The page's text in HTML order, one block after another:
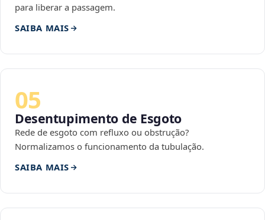
para liberar a passagem.
SAIBA MAIS
05
Desentupimento de Esgoto
Rede de esgoto com refluxo ou obstrução?
Normalizamos o funcionamento da tubulação.
SAIBA MAIS